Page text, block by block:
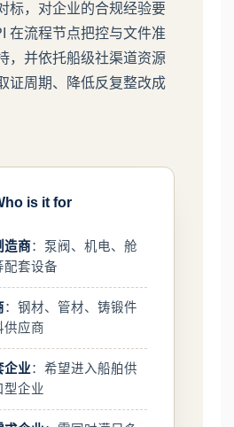
标，对企业的合规经验要
在流程节点把控与文件准
，并依托船级社渠道资源
证周期、降低反复整改成
is it for
造商：泵阀、机电、舱
配套设备
：钢材、管材、铸锻件
供应商
企业：希望进入船舶供
型企业